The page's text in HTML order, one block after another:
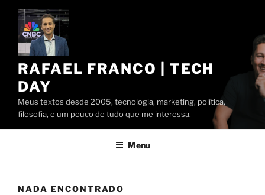
Pular
conteúdo
RAFAEL FRANCO | TECH
DAY
Meus textos desde 2005, tecnologia, marketing, política,
filosofia, e um pouco de tudo que me interessa.
Menu
NADA ENCONTRADO